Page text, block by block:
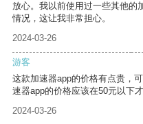
放心。我以前使用过一些其他的
情况，这让我非常担心。
2024-03-26
游客
这款加速器app的价格有点贵，
速器app的价格应该在50元以下才
2024-03-26